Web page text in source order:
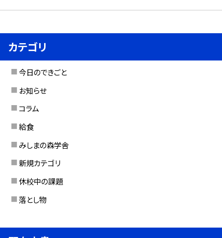
カテゴリ
今日のできごと
お知らせ
コラム
給食
みしまの森学舎
新規カテゴリ
休校中の課題
落とし物